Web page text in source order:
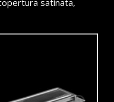
satinata,